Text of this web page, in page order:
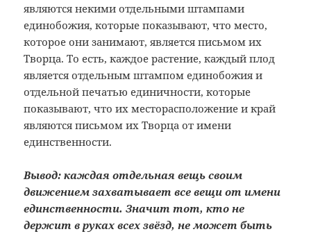
являются некими отдельнымиштампами
единобожия, которые показывают,что место,
которое они занимают, являетсяписьмом их
Творца. То есть, каждоерастение, каждый плод
является отдельнымштампом единобожия и
отдельной печатьюединичности, которые
показывают, чтоих месторасположение и край
являютсяписьмом их Творца от имени
единственности.
Вывод:каждая отдельная вещь своим
движениемзахватывает все вещи от имени
единственности. Значит тот, кто не
держит в руках всех звёзд, не может быть